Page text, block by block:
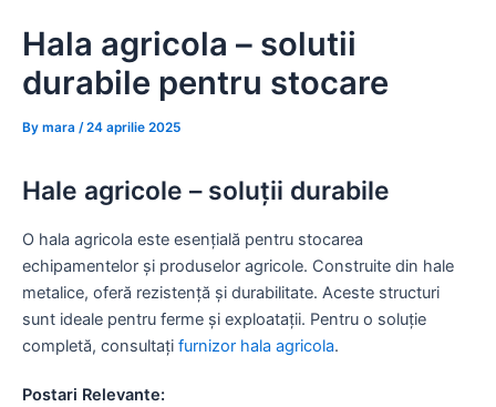
content
Hala agricola – solutii
durabile pentru stocare
By mara /24 aprilie 2025
Hale agricole – soluții durabile
O hala agricola este esențială pentru stocarea
echipamentelor și produselor agricole. Construite din hale
metalice, oferă rezistență și durabilitate. Aceste structuri
sunt ideale pentru ferme și exploatații. Pentru o soluție
completă, consultați furnizor hala agricola.
Postari Relevante: